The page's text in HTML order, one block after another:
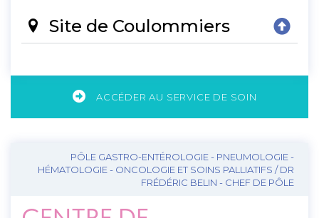
Site de Coulommiers
ACCÉDER AU SERVICE DE SOIN
PÔLE GASTRO-ENTÉROLOGIE - PNEUMOLOGIE -
HÉMATOLOGIE - ONCOLOGIE ET SOINS PALLIATIFS / DR
FRÉDÉRIC BELIN - CHEF DE PÔLE